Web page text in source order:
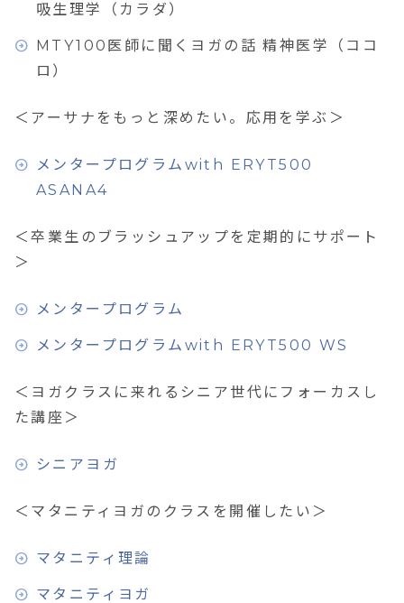
吸生理学（カラダ）
MTY100医師に聞くヨガの話 精神医学（ココ
ロ）
＜アーサナをもっと深めたい。応用を学ぶ＞
メンタープログラムwith ERYT500
ASANA4
＜卒業生のブラッシュアップを定期的にサポート
＞
メンタープログラム
メンタープログラムwith ERYT500 WS
＜ヨガクラスに来れるシニア世代にフォーカスし
た講座＞
シニアヨガ
＜マタニティヨガのクラスを開催したい＞
マタニティ理論
マタニティヨガ